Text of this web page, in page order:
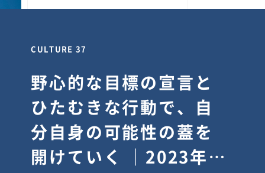
CULTURE 30
逆境では自分のスタン
スを変え“予想を裏切
り、期待を超える”【真
輔塾・前編】